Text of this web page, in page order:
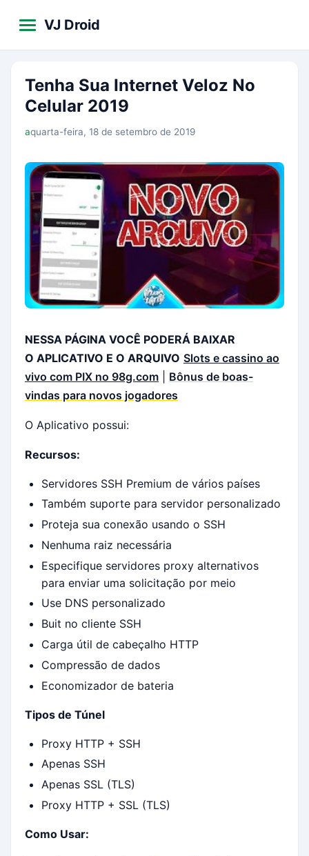
VJ Droid
Tenha Sua Internet Veloz No
Celular 2019
aquarta-feira, 18 de setembro de 2019
NESSA PÁGINA VOCÊ PODERÁ BAIXAR
O APLICATIVO E O ARQUIVO Slots e cassino ao
vivo com PIX no 98g.com
Bônus de boas-
vindas para novos jogadores
O Aplicativo possui:
Recursos:
Servidores SSH Premium de vários países
Também suporte para servidor personalizado
Proteja sua conexão usando o SSH
Nenhuma raiz necessária
Especifique servidores proxy alternativos
para enviar uma solicitação por meio
Use DNS personalizado
Buit no cliente SSH
Carga útil de cabeçalho HTTP
Compressão de dados
Economizador de bateria
Tipos de Túnel
Proxy HTTP + SSH
Apenas SSH
Apenas SSL (TLS)
Proxy HTTP + SSL (TLS)
Como Usar: